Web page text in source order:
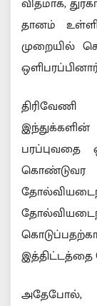
விதமாக,
தானம்
முறையில்
இந்துக்களின்
பரப்புவதை
அதேபோல்,